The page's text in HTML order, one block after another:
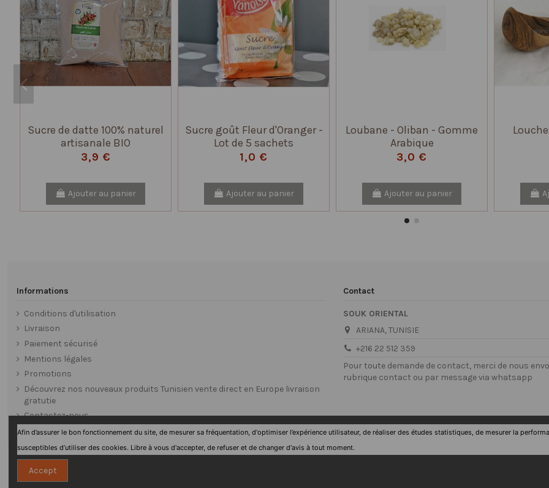
Sucre de datte 100% naturel
artisanale BIO
3,9 €
Ajouter au panier
Sucre goût Fleur d'Oranger -
Lot de 5 sachets
1,0 €
Ajouter au panier
Loubane - Oliban - Gomme
Arabique
3,0 €
Ajouter au panier
Informations
Conditions d'utilisation
Livraison
Paiement sécurisé
Mentions légales
Promotions
Découvrez nos nouveaux produits Tunisien vente direct en Europe livraison
gratutie
Contactez-nous
Contact
SOUK ORIENTAL
ARIANA, TUNISIE
+216 22 512 359
Pour toute demande de contact, merci de nous
rubrique contact ou par message via whatsapp
Afin d’assurer le bon fonctionnement du site, de mesurer sa fréquentation, d'optimiser l’expérience utilisateur, de réaliser des études statistiques, de mesurer la
susceptibles d’utiliser des cookies. Libre à vous d'accepter, de refuser et de changer d'avis à tout moment.
Accept